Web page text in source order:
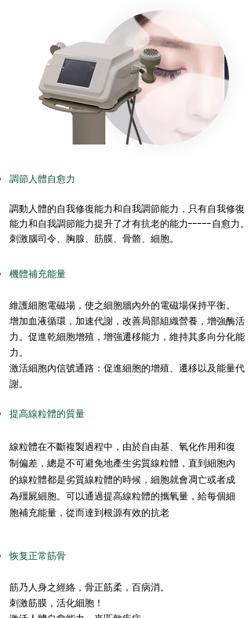
調節人體自愈力
調動人體的自我修復能力和自我調節能力，只有自我修復
能力和自我調節能力提升了才有抗老的能力-----自愈力。
刺激腦司令、胸腺、筋膜、骨骼、細胞。
機體補充能量
維護細胞電磁場，使之細胞牆內外的電磁場保持平衡。
增加血液循環，加速代謝，改善局部組織營養，增強酶活
力。促進乾細胞增殖，增強遷移能力，維持其多向分化能
力。
激活細胞內信號通路：促進細胞的增殖、遷移以及能量代
謝。
提高線粒體的質量
線粒體在不斷複製過程中，由於自由基、氧化作用和復
制偏差，總是不可避免地產生劣質線粒體，直到細胞內
的線粒體都是劣質線粒體的時候，細胞就會凋亡或者成
為殭屍細胞。可以通過提高線粒體的攜氧量，給每個細
胞補充能量，從而達到根源有效的抗老
恢复正常筋骨
筋乃人身之經絡，骨正筋柔，百病消。
刺激筋膜，活化細胞！